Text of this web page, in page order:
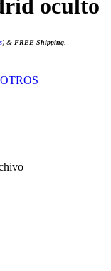
oculto
) & FREE Shipping
OTROS